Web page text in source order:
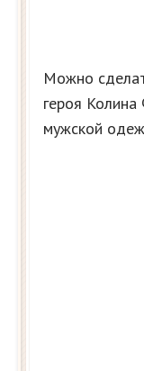
Можно
героя
мужской